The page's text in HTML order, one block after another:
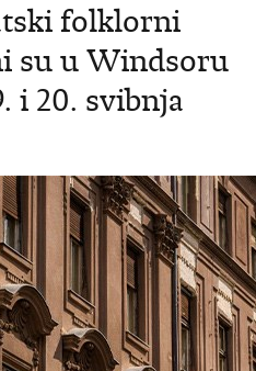
folklorni
su u Windsoru
i 20. svibnja